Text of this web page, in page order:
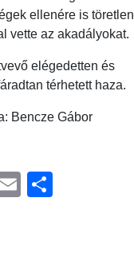
ellenére is töretlen
vette az akadályokat.
elégedetten és
térhetett haza.
Bencze Gábor
TwitterEmail